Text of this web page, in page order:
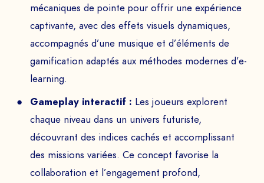
mécaniques de pointe pour offrir une expérience
captivante, avec des effets visuels dynamiques,
accompagnés d’une musique et d’éléments de
gamification adaptés aux méthodes modernes d’e-
learning.
Gameplay interactif : Les joueurs explorent
chaque niveau dans un univers futuriste,
découvrant des indices cachés et accomplissant
des missions variées. Ce concept favorise la
collaboration et l’engagement profond,